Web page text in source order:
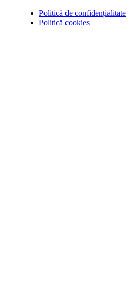
Politică de confidențialitate
Politică cookies